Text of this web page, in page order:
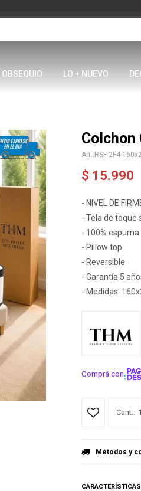
LO + NUEVO
Colchon
RSF-2F4-
$ 15.990
- NIVEL DE
- Tela de toque
- 100% espuma
- Pillow top
- Reversible
- Garantía 5
- Medidas:
Comprá con
1
Métodos y
CARACTERÍSTICAS